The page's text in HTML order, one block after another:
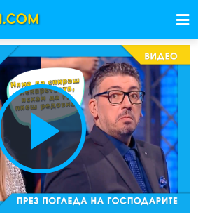
Play